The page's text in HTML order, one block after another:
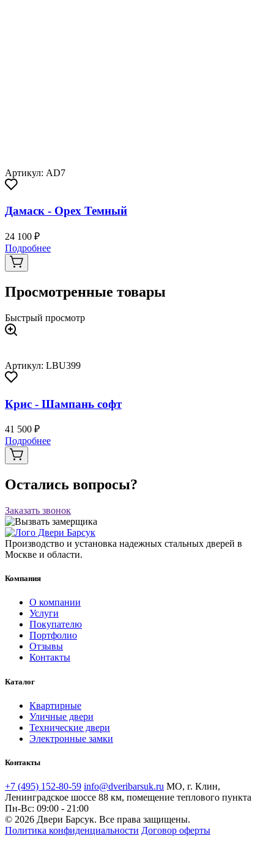
Артикул: AD7
Дамаск - Орех Темный
24 100 ₽
Подробнее
Просмотренные товары
Быстрый просмотр
Артикул: LBU399
Крис - Шампань софт
41 500 ₽
Подробнее
Остались вопросы?
Заказать звонок
Производство и установка надежных стальных дверей в
Москве и области.
Компания
О компании
Услуги
Покупателю
Портфолио
Отзывы
Контакты
Каталог
Квартирные
Уличные двери
Технические двери
Электронные замки
Контакты
+7 (495) 152-80-59 info@dveribarsuk.ru МО, г. Клин,
Ленинградское шоссе 88 км, помещение теплового пункта
Пн-Вс: 09:00 - 21:00
© 2026 Двери Барсук. Все права защищены.
Политика конфиденциальности Договор оферты